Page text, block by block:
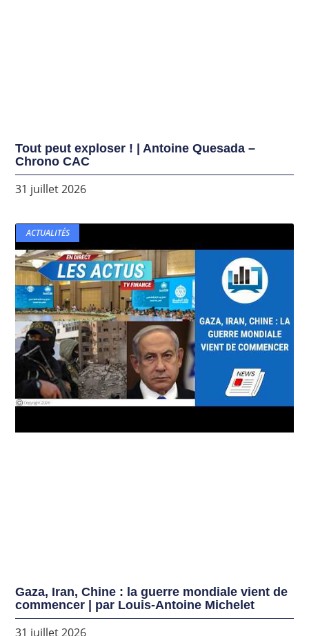
Tout peut exploser ! | Antoine Quesada –
Chrono CAC
31 juillet 2026
ACTUALITÉS
Gaza, Iran, Chine : la guerre mondiale vient de
commencer | par Louis-Antoine Michelet
31 juillet 2026